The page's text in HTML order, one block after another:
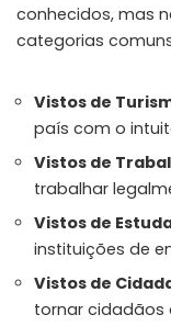
conhecidos, mas
categorias
Vistos de
país com o
Vistos de
trabalhar
Vistos de
instituições de
Vistos de
tornar cidadãos